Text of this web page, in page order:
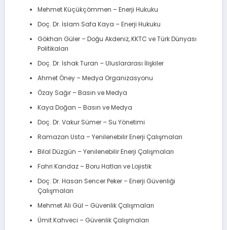
Mehmet Küçükçömmen – Enerji Hukuku
Doç. Dr. İslam Safa Kaya – Enerji Hukuku
Gökhan Güler – Doğu Akdeniz, KKTC ve Türk Dünyası
Politikaları
Doç. Dr. İshak Turan – Uluslararası İlişkiler
Ahmet Öney – Medya Organizasyonu
Özay Sağır – Basın ve Medya
Kaya Doğan – Basın ve Medya
Doç. Dr. Vakur Sümer – Su Yönetimi
Ramazan Usta – Yenilenebilir Enerji Çalışmaları
Bilal Düzgün – Yenilenebilir Enerji Çalışmaları
Fahri Kandaz – Boru Hatları ve Lojistik
Doç. Dr. Hasan Sencer Peker – Enerji Güvenliği
Çalışmaları
Mehmet Ali Gül – Güvenlik Çalışmaları
Ümit Kahveci – Güvenlik Çalışmaları